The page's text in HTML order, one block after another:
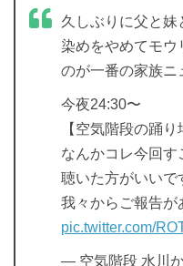
久しぶりに父と
染めをやめてモウ
のが一番の家族ニ
今夜24:30〜
【空気階段の踊
なんかコレ今回す
聴いた方がいいで
我々からご報告が
pic.twitter.com/
— 空気階段 水川